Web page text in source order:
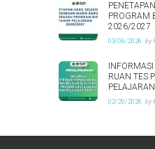
PROGRAM
2026/2027
03/06/2026 by
RUAN TES
02/20/2026 by